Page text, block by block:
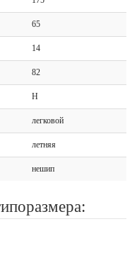
65
14
82
H
легковой
летняя
нешип